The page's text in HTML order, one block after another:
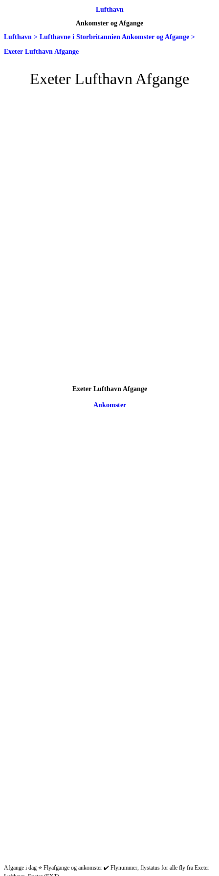
Lufthavn
Ankomster og Afgange
Lufthavn > Lufthavne i Storbritannien Ankomster og Afgange >
Exeter Lufthavn Afgange
Exeter Lufthavn Afgange
Exeter Lufthavn Afgange
Ankomster
Afgange i dag ⭐ Flyafgange og ankomster ✔️ Flynummer, flystatus for alle fly fra Exeter